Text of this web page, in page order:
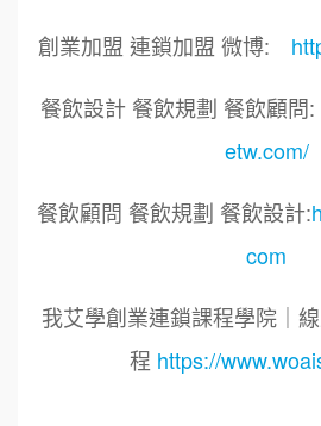
創業加盟 連鎖加盟 微博:
餐飲設計 餐飲規劃 餐飲顧問:
etw.com/
餐飲顧問 餐飲規劃 餐飲設計:
com
我艾學創業連鎖課程學院｜
程 https://